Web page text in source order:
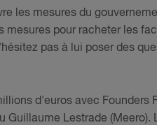
les mesures du
mesures pour racheter les
pas à lui poser des
d'euros avec Founders
Guillaume Lestrade